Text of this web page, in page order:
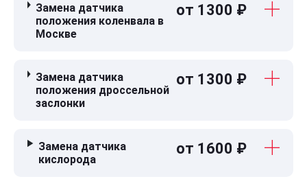
Замена датчика
положения коленвала в
Москве
от 1300 ₽
Замена датчика
положения дроссельной
заслонки
от 1300 ₽
Замена датчика
кислорода
от 1600 ₽